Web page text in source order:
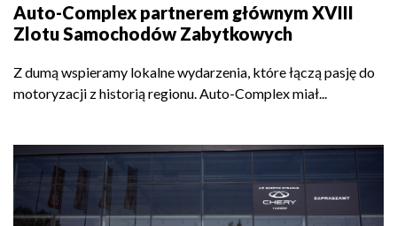
Auto-Complex partnerem głównym XVIII
Zlotu Samochodów Zabytkowych
Z dumą wspieramy lokalne wydarzenia, które łączą pasję do
motoryzacji z historią regionu. Auto-Complex miał...